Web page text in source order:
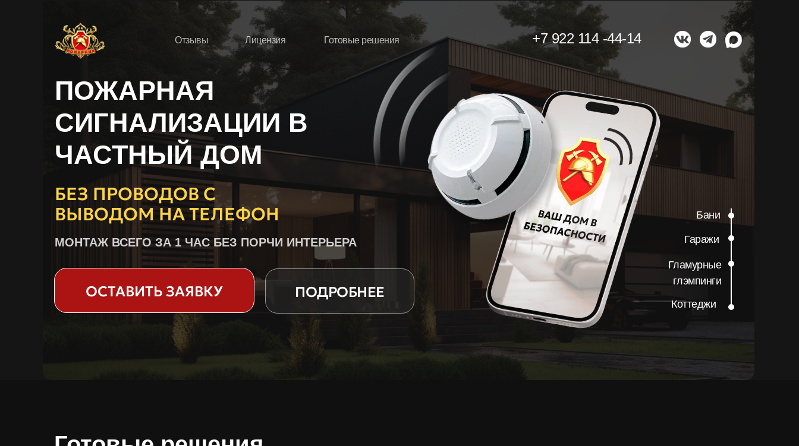
ПОЖАРНАЯ
СИГНАЛИЗАЦИИ В
ЧАСТНЫЙ ДОМ
+7 922 114 -44-14
Готовые решения
Отзывы Лицензия
ОСТАВИТЬ ЗАЯВКУ
Гламурные
глэмпинги
Гаражи
Бани
Коттеджи
ПОДРОБНЕЕ
БЕЗ ПРОВОДОВ С
ВЫВОДОМ НА ТЕЛЕФОН
МОНТАЖ ВСЕГО ЗА 1 ЧАС БЕЗ ПОРЧИ ИНТЕРЬЕРА